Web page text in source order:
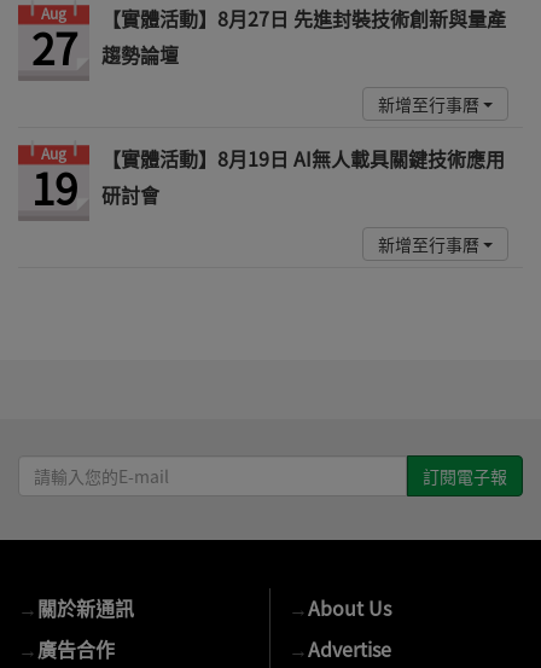
Aug
27
【實體活動】8月27日 先進封裝技術創新與量產
趨勢論壇
新增至行事曆
Aug
19
【實體活動】8月19日 AI無人載具關鍵技術應用
研討會
新增至行事曆
請
輸
E-
mail
→關於新通訊
→廣告合作
→About Us
→Advertise